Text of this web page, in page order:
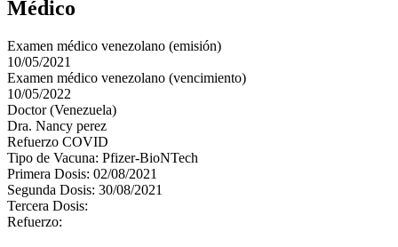
Médico
Examen médico venezolano (emisión)
10/05/2021
Examen médico venezolano (vencimiento)
10/05/2022
Doctor (Venezuela)
Dra. Nancy perez
Refuerzo COVID
Tipo de Vacuna: Pfizer-BioNTech
Primera Dosis: 02/08/2021
Segunda Dosis: 30/08/2021
Tercera Dosis:
Refuerzo: